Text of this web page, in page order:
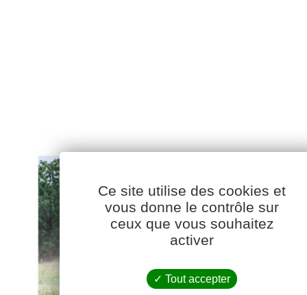
Ce site utilise des cookies et
vous donne le contrôle sur
ceux que vous souhaitez
activer
Tout accepter